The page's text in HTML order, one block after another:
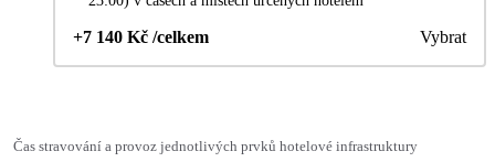
+7 140 Kč /celkem Vybrat
Čas stravování a provoz jednotlivých prvků hotelové infrastruktury